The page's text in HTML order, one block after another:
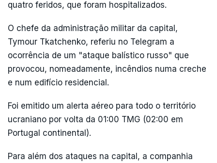
quatro feridos, que foram hospitalizados.
O chefe da administração militar da capital,
Tymour Tkatchenko, referiu no Telegram a
ocorrência de um "ataque balístico russo" que
provocou, nomeadamente, incêndios numa creche
e num edifício residencial.
Foi emitido um alerta aéreo para todo o território
ucraniano por volta da 01:00 TMG (02:00 em
Portugal continental).
Para além dos ataques na capital, a companhia